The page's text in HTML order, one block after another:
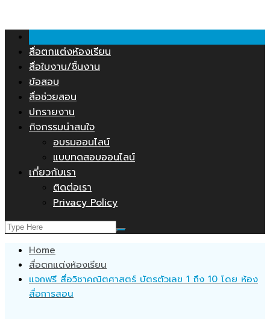
content
สื่อตกแต่งห้องเรียน
สื่อใบงาน/ชิ้นงาน
ข้อสอบ
สื่อช่วยสอน
ปกรายงาน
กิจกรรมน่าสนใจ
อบรมออนไลน์
แบบทดสอบออนไลน์
เกี่ยวกับเรา
ติดต่อเรา
Privacy Policy
Home
สื่อตกแต่งห้องเรียน
แจกฟรี สื่อวิชาคณิตศาสตร์ บัตรตัวเลข 1 ถึง 10 โดย ห้อง
สื่อการสอน